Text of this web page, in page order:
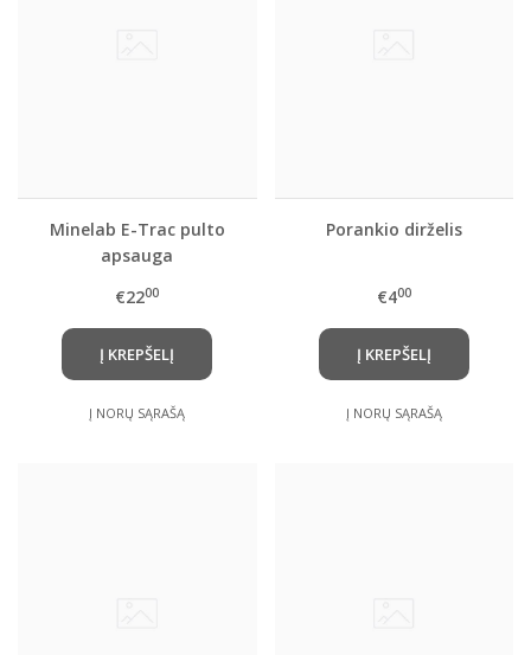
Minelab E-Trac pulto
apsauga
€2200
Į KREPŠELĮ
Į NORŲ SĄRAŠĄ
Porankio dirželis
€400
Į KREPŠELĮ
Į NORŲ SĄRAŠĄ